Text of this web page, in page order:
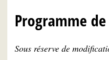
Programme
Sous réserve de